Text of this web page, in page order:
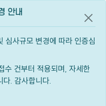
안내
심사규모 변경에 따라 인증심
수 건부터 적용되며, 자세한
다. 감사합니다.
공지